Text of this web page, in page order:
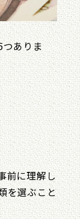
ありま
前に理解し
を選ぶこと